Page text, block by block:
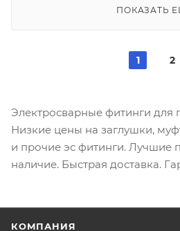
ПОКАЗАТЬ
1 2
Электросварные фитинги для
Низкие цены на заглушки,
и прочие эс фитинги. Лучшие
наличие. Быстрая доставка.
КОМПАНИЯ